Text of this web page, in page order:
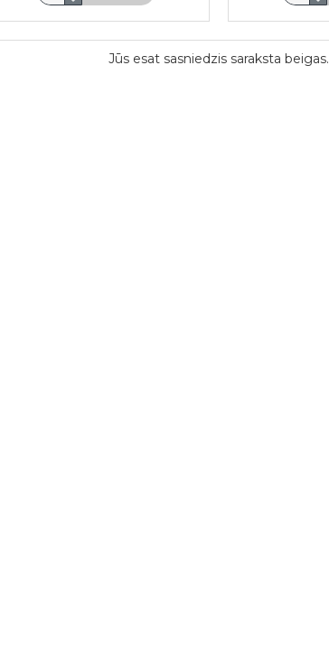
Jūs esat sasniedzis saraksta beigas.